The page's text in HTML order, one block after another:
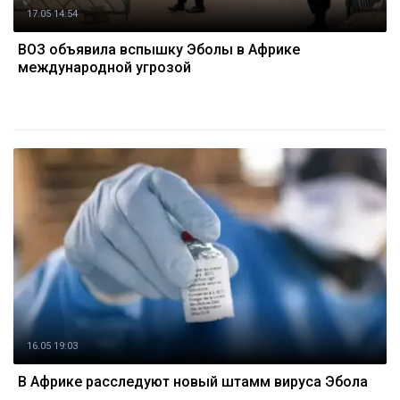
17.05 14:54
ВОЗ объявила вспышку Эболы в Африке
международной угрозой
16.05 19:03
В Африке расследуют новый штамм вируса Эбола